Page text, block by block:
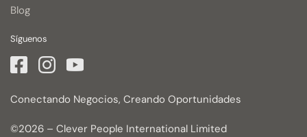
Blog
Síguenos
Conectando Negocios, Creando Oportunidades
©2026 – Clever People International Limited